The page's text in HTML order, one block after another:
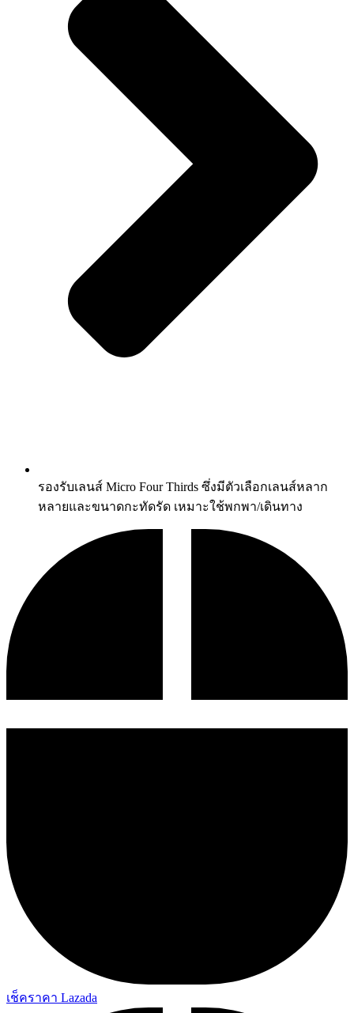
รองรับเลนส์ Micro Four Thirds ซึ่งมีตัวเลือกเลนส์หลาก
หลายและขนาดกะทัดรัด เหมาะใช้พกพา/เดินทาง
เช็คราคา Lazada